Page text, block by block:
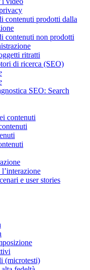
contenuti prodotti dalla
contenuti non prodotti
ritratti
di ricerca (SEO)
SEO: Search
contenuti
e user stories
(microtesti)